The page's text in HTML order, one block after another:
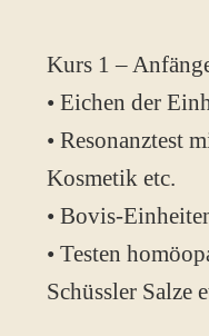
Kurs 1 –
• Eichen der
• Resonanztest
Kosmetik etc.
• Bovis-
• Testen
Schüssler Salze